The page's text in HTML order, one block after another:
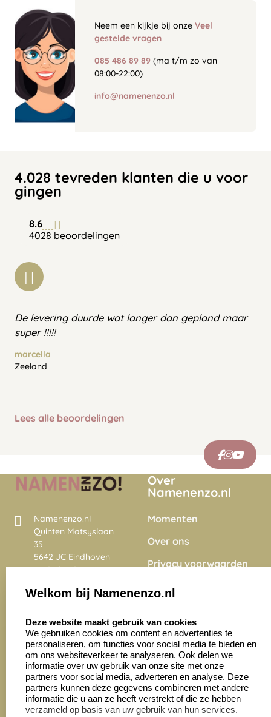
Neem een kijkje bij onze Veel
gestelde vragen
085 486 89 89 (ma t/m zo van
08:00-22:00)
info@namenenzo.nl
4.028 tevreden klanten die u voor
gingen
8.6
4028 beoordelingen
De levering duurde wat langer dan gepland maar
super !!!!!
marcella
Zeeland
Lees alle beoordelingen
Namenenzo.nl
Quinten Matsyslaan
35
5642 JC Eindhoven
Nederland
4028 beoordelingen
Over
Namenenzo.nl
Momenten
Over ons
Privacy voorwaarden
Onze vacatures
Zakelijk:
Aanvraag op maat
Cadeaubonnen
Klantenservice:
Contact opnemen
Veelgestelde vragen
Welkom bij Namenenzo.nl
Deze website maakt gebruik van cookies
We gebruiken cookies om content en advertenties te
personaliseren, om functies voor social media te bieden en
om ons websiteverkeer te analyseren. Ook delen we
informatie over uw gebruik van onze site met onze
partners voor social media, adverteren en analyse. Deze
partners kunnen deze gegevens combineren met andere
informatie die u aan ze heeft verstrekt of die ze hebben
verzameld op basis van uw gebruik van hun services.